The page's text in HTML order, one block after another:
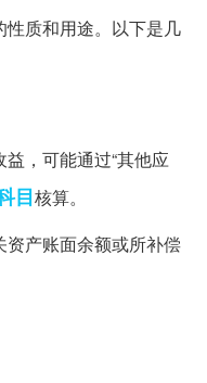
质和用途。以下是几
，可能通过“其他应
目核算。
产账面余额或所补偿